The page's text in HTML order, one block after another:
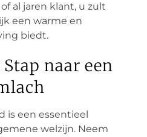
al jaren klant, u zult
een warme en
biedt.
naar een
is een essentieel
welzijn. Neem